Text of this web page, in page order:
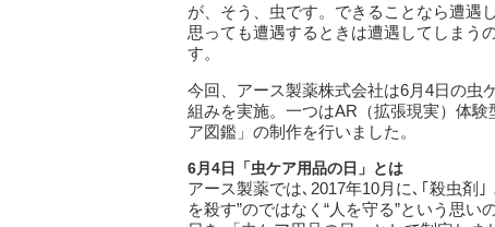
が、そう、虫です。できることなら遭遇
思っても遭遇するときは遭遇してしまう
す。
今回、アース製薬株式会社は6月4日の虫
組みを実施。一つはAR（拡張現実）体
ア図鑑」の制作を行いました。
6月4日「虫ケア用品の日」とは
アース製薬では､2017年10月に､｢殺虫剤
を殺す”のではなく“人を守る”という思